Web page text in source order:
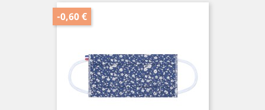
base
-0,60 €